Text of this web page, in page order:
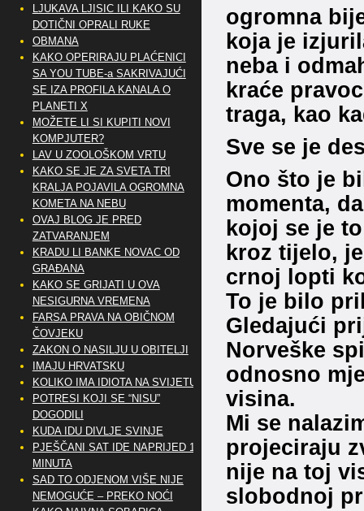
ogromna
koja je
neba i
kraće
traga, kao
Sve se je
Ono što je
momenta,
kojoj se je
kroz tijelo,
crnoj lopti
To je bilo
Gledajući
Norveške
odnosno
visina.
Mi se
projeciraju
nije na toj
slobodnoj
LJUKAVA LJISIC ILI KAKO SU
DOTIČNI OPRALI RUKE
OBMANA
KAKO OPERIRAJU PLAĆENICI
SA YOU TUBE-a SAKRIVAJUĆI
SE IZA PROFILA KANALA O
PLANETI X
MOŽETE LI SI KUPITI NOVI
KOMPJUTER?
LAV U ZOOLOŠKOM VRTU
KAKO SE JE ZA SVETA TRI
KRALJA POJAVILA OGROMNA
KOMETA NA NEBU
OVAJ BLOG JE PRED
ZATVARANJEM
KRADU LI BANKE NOVAC OD
GRAĐANA
KAKO SE GRIJATI U OVA
NESIGURNA VREMENA
FARSA PRAVA NA OBIČNOM
ČOVJEKU
ZAKON O NASILJU U OBITELJI
IMAJU HRVATSKU
KOLIKO IMA IDIOTA NA SVIJETU?
POTRESI KOJI SE “NISU”
DOGODILI
KUDA IDU DIVLJE SVINJE
PJEŠČANI SAT IDE NAPRIJED 10
MINUTA
SAD TO ODJENOM VIŠE NIJE
NEMOGUĆE – PREKO NOĆI